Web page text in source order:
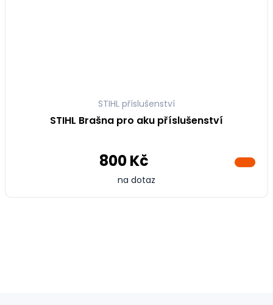
STIHL příslušenství
STIHL Brašna pro aku příslušenství
800 Kč
na dotaz